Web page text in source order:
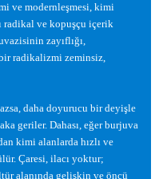
ve modernleşmesi, kimi
radikal ve kopuşçu içerik
zayıflığı,
radikalizmi zeminsiz,
daha doyurucu bir deyişle
geriler. Dahası, eğer burjuva
kimi alanlarda hızlı ve
Çaresi, ilacı yoktur;
alanında gelişkin ve öncü